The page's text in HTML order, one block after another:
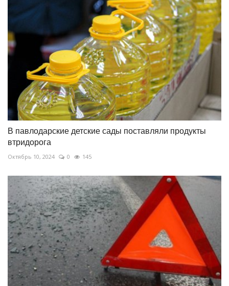
В павлодарские детские сады поставляли продукты
втридорога
Октябрь 10, 2024 0 145